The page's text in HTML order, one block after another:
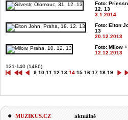
Foto:
12. 13
3.1.2014
Foto: Elton
13
20.12.2013
Foto: Milow
12.12.2013
131-140 (1486)
9 10 11 12 13 14 15 16 17 18 19
MUZIKUS.CZ
aktuálně